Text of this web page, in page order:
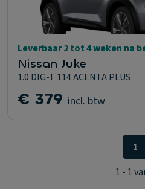
Leverbaar 2 tot 4 weken na
Nissan Juke
1.0 DIG-T 114 ACENTA PLUS
€ 379 incl. btw
1
1 - 1